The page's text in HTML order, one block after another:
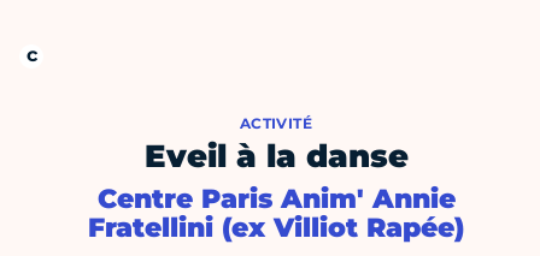
ACTIVITÉ
Eveil à la danse
Centre Paris Anim' Annie
Fratellini (ex Villiot Rapée)